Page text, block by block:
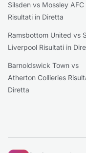
Silsden vs Mossley AFC
Risultati in Diretta
Ramsbottom United vs
Liverpool Risultati in
Barnoldswick Town vs
Atherton Collieries
Diretta